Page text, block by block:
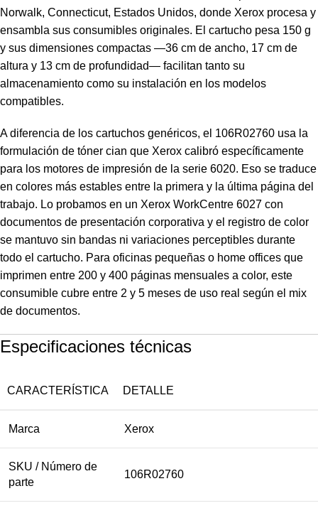
Norwalk, Connecticut, Estados Unidos, donde Xerox procesa y
ensambla sus consumibles originales. El cartucho pesa 150 g
y sus dimensiones compactas —36 cm de ancho, 17 cm de
altura y 13 cm de profundidad— facilitan tanto su
almacenamiento como su instalación en los modelos
compatibles.
A diferencia de los cartuchos genéricos, el 106R02760 usa la
formulación de tóner cian que Xerox calibró específicamente
para los motores de impresión de la serie 6020. Eso se traduce
en colores más estables entre la primera y la última página del
trabajo. Lo probamos en un Xerox WorkCentre 6027 con
documentos de presentación corporativa y el registro de color
se mantuvo sin bandas ni variaciones perceptibles durante
todo el cartucho. Para oficinas pequeñas o home offices que
imprimen entre 200 y 400 páginas mensuales a color, este
consumible cubre entre 2 y 5 meses de uso real según el mix
de documentos.
Especificaciones técnicas
CARACTERÍSTICA DETALLE
Marca Xerox
SKU / Número de
parte
106R02760